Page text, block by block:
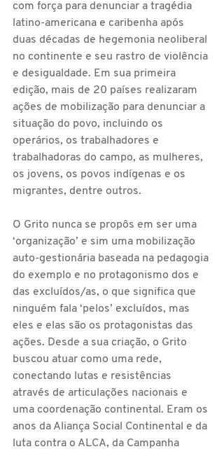
com força para denunciar a tragédia
latino-americana e caribenha após
duas décadas de hegemonia neoliberal
no continente e seu rastro de violência
e desigualdade. Em sua primeira
edição, mais de 20 países realizaram
ações de mobilização para denunciar a
situação do povo, incluindo os
operários, os trabalhadores e
trabalhadoras do campo, as mulheres,
os jovens, os povos indígenas e os
migrantes, dentre outros.
O Grito nunca se propôs em ser uma
‘organização’ e sim uma mobilização
auto-gestionária baseada na pedagogia
do exemplo e no protagonismo dos e
das excluídos/as, o que significa que
ninguém fala ‘pelos’ excluídos, mas
eles e elas são os protagonistas das
ações. Desde a sua criação, o Grito
buscou atuar como uma rede,
conectando lutas e resistências
através de articulações nacionais e
uma coordenação continental. Eram os
anos da Aliança Social Continental e da
luta contra o ALCA, da Campanha